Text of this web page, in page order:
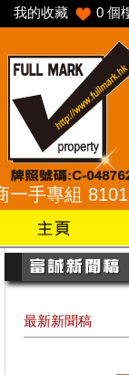
我的收藏 0 個
組 8101
最新新聞稿